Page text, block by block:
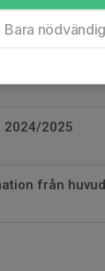
2025/2026
2024/2025
från
Bara